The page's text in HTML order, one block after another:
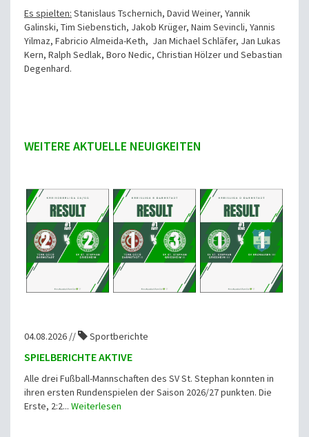
Es spielten: Stanislaus Tschernich, David Weiner, Yannik
Galinski, Tim Siebenstich, Jakob Krüger, Naim Sevincli, Yannis
Yilmaz, Fabricio Almeida-Keth, Jan Michael Schläfer, Jan Lukas
Kern, Ralph Sedlak, Boro Nedic, Christian Hölzer und Sebastian
Degenhard.
WEITERE AKTUELLE NEUIGKEITEN
04.08.2026 // Sportberichte
SPIELBERICHTE AKTIVE
Alle drei Fußball-Mannschaften des SV St. Stephan konnten in
ihren ersten Rundenspielen der Saison 2026/27 punkten. Die
Erste, 2:2... Weiterlesen